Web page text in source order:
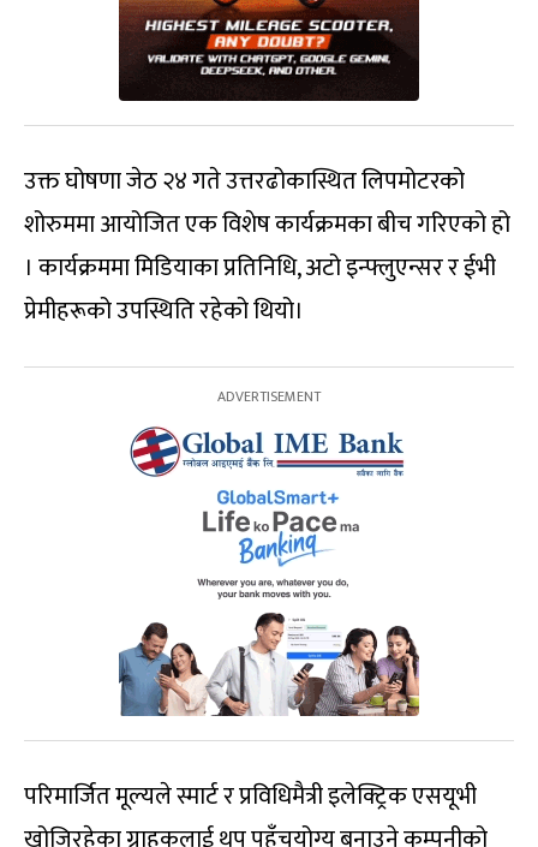
उक्त घोषणा जेठ २४ गते उत्तरढोकास्थित लिपमोटरको
शोरुममा आयोजित एक विशेष कार्यक्रमका बीच गरिएको हो
। कार्यक्रममा मिडियाका प्रतिनिधि, अटो इन्फ्लुएन्सर र ईभी
प्रेमीहरूको उपस्थिति रहेको थियो।
परिमार्जित मूल्यले स्मार्ट र प्रविधिमैत्री इलेक्ट्रिक एसयूभी